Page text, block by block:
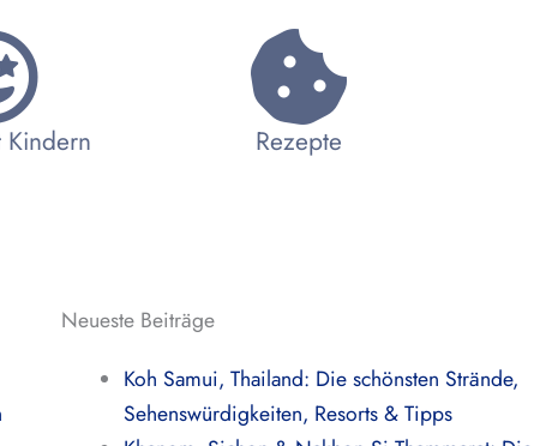
Kindern Rezepte
Neueste Beiträge
Koh Samui, Thailand: Die schönsten Strände,
Sehenswürdigkeiten, Resorts & Tipps